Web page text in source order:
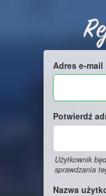
Adres e-mail
Potwierdź
Użytkownik
sprawdzania
Nazwa